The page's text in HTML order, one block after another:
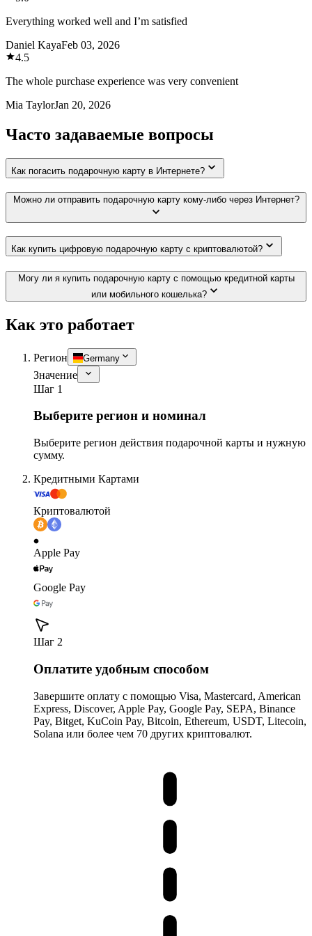
Everything worked well and I’m satisfied
Daniel KayaFeb 03, 2026
4.5
The whole purchase experience was very convenient
Mia TaylorJan 20, 2026
Часто задаваемые вопросы
Как погасить подарочную карту в Интернете?
Можно ли отправить подарочную карту кому-либо через Интернет?
Как купить цифровую подарочную карту с криптовалютой?
Могу ли я купить подарочную карту с помощью кредитной карты
или мобильного кошелька?
Как это работает
Регион Germany
Значение
Шаг 1
Выберите регион и номинал
Выберите регион действия подарочной карты и нужную
сумму.
Кредитными Картами
Криптовалютой
Apple Pay
Google Pay
Шаг 2
Оплатите удобным способом
Завершите оплату с помощью Visa, Mastercard, American
Express, Discover, Apple Pay, Google Pay, SEPA, Binance
Pay, Bitget, KuCoin Pay, Bitcoin, Ethereum, USDT, Litecoin,
Solana или более чем 70 других криптовалют.